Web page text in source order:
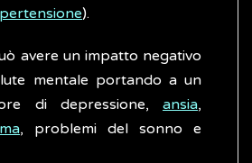
).
avere un impatto negativo
mentale portando a un
di depressione, ansia,
, problemi del sonno e